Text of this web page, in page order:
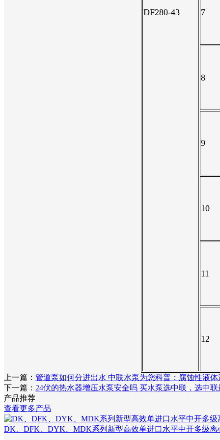
DF280-43 7
8
9
10
11
12
上一篇： 管道泵如何分进出水 中联水泵为您科普：腐蚀性液体
下一篇： 24伏的热水器增压水泵安全吗 买水泵选中联，选中联
产品推荐
查看更多产品
DK、DFK、DYK、MDK系列新型高效单进口水平中开多级离